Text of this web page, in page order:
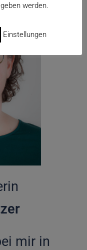
mir in
werden.
Einstellungen